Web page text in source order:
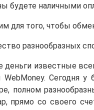
будете наличными
для того, чтобы
разнообразных
известные
Сегодня
прямо со своего